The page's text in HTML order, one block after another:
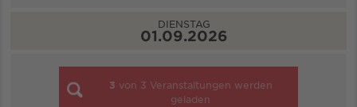
DIENSTAG
01.09.2026
3 von 3 Veranstaltungen werden
geladen